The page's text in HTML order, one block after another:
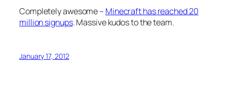
Completely awesome – Minecraft has reached 20
million signups. Massive kudos to the team.
January 17, 2012